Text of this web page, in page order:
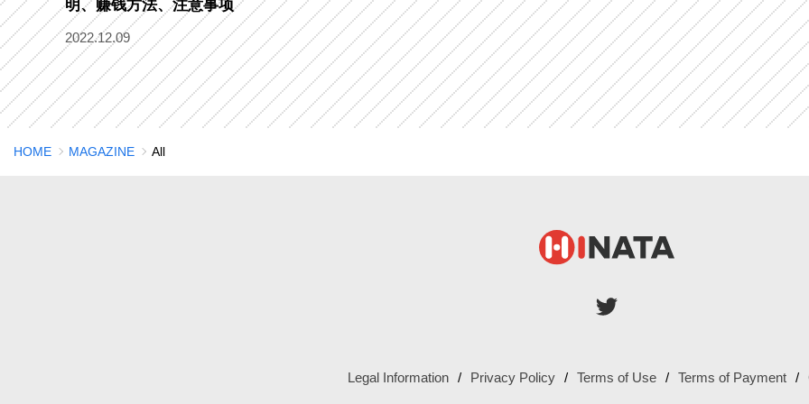
明、赚钱方法、注意事项
2022.12.09
HOME MAGAZINE All
Legal Information Privacy Policy Terms of Use Terms of Payment